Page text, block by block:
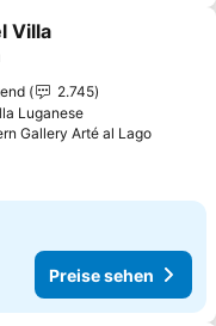
hinzufügen
Villa
2.745
Luganese
Gallery Arté al LagoPreise
Preise sehen